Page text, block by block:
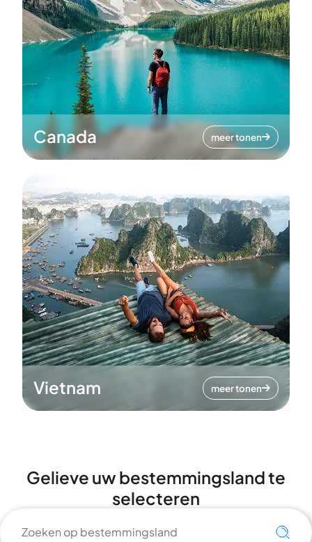
Canada meer tonen
Vietnam meer tonen
Gelieve uw bestemmingsland te
selecteren